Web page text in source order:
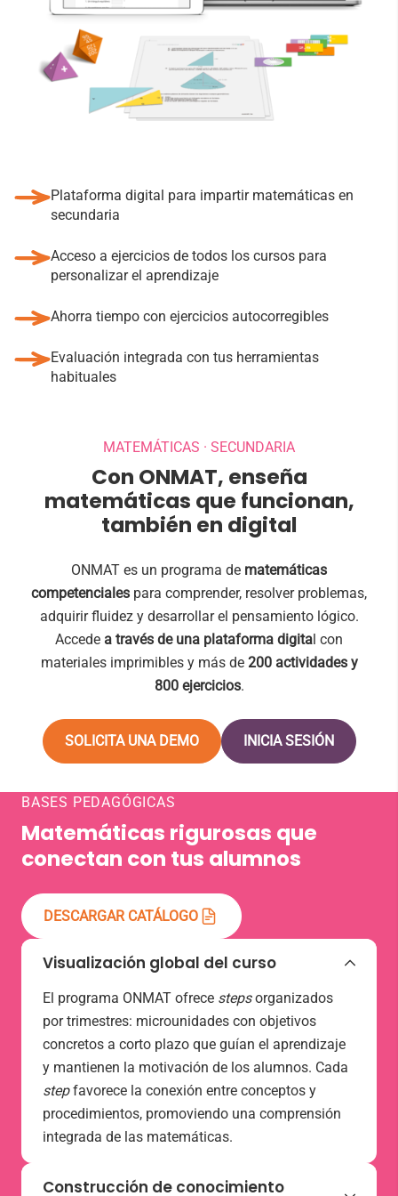
Plataforma digital para impartir matemáticas en
secundaria
Acceso a ejercicios de todos los cursos para
personalizar el aprendizaje
Ahorra tiempo con ejercicios autocorregibles
Evaluación integrada con tus herramientas
habituales
MATEMÁTICAS · SECUNDARIA
Con ONMAT, enseña
matemáticas que funcionan,
también en digital
ONMAT es un programa de matemáticas
competenciales para comprender, resolver problemas,
adquirir fluidez y desarrollar el pensamiento lógico.
Accede a través de una plataforma digital con
materiales imprimibles y más de200 actividades y
800 ejercicios.
SOLICITA UNA DEMO INICIA SESIÓN
BASES PEDAGÓGICAS
Matemáticas rigurosas que
conectan con tus alumnos
DESCARGAR CATÁLOGO
Visualización global del curso
El programa ONMAT ofrece stepsorganizados
por trimestres: microunidades con objetivos
concretos a corto plazo que guían el aprendizaje
y mantienen la motivación de los alumnos. Cada
stepfavorece la conexión entre conceptos y
procedimientos, promoviendo una comprensión
integrada de las matemáticas.
Construcción de conocimiento